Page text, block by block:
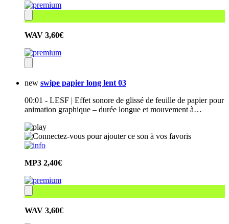
WAV 3,60€
new swipe papier long lent 03
00:01 - LESF | Effet sonore de glissé de feuille de papier pour
animation graphique – durée longue et mouvement à…
MP3 2,40€
WAV 3,60€